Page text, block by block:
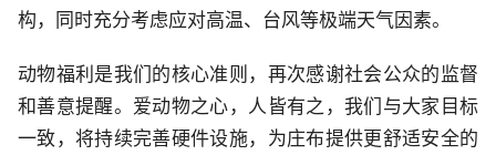
构，同时充分考虑应对高温、台风等极端天气因素。
动物福利是我们的核心准则，再次感谢社会公众的监督
和善意提醒。爱动物之心，人皆有之，我们与大家目标
一致，将持续完善硬件设施，为庄布提供更舒适安全的